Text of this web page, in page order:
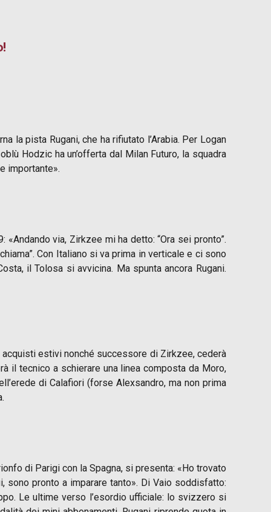
la pista Rugani, che ha rifiutato l’Arabia. Per Logan
Hodzic ha un’offerta dal Milan Futuro, la squadra
importante».
via, Zirkzee mi ha detto: “Ora sei pronto”.
Con Italiano si va prima in verticale e ci sono
il Tolosa si avvicina. Ma spunta ancora Rugani.
acquisti estivi nonché successore di Zirkzee, cederà
il tecnico a schierare una linea composta da Moro,
di Calafiori (forse Alexsandro, ma non prima
di Parigi con la Spagna, si presenta: «Ho trovato
sono pronto a imparare tanto». Di Vaio soddisfatto:
Le ultime verso l’esordio ufficiale: lo svizzero si